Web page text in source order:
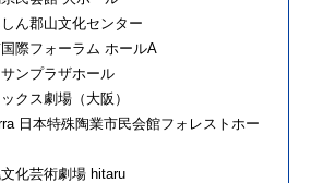
ん郡山文化センター
際フォーラム ホールA
ンプラザホール
クス劇場（大阪）
日本特殊陶業市民会館フォレストホー
化芸術劇場 hitaru